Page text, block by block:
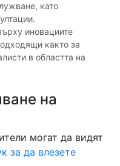
като
иновациите
както за
в областта на
на
могат да видят
за да влезете